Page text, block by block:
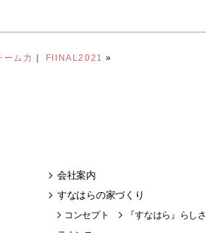
ーム力 ｜ FIINAL2021 »
会社案内
すなはらの家づくり
コンセプト 『すなはら』らしさ